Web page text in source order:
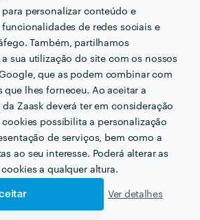
personalizar conteúdo e
de redes sociais e
Também, partilhamos
sua utilização do site com os nossos
que as podem combinar com
que lhes forneceu. Ao aceitar a
Zaask deverá ter em consideração
possibilita a personalização
de serviços, bem como a
ao seu interesse. Poderá alterar as
a qualquer altura.
Ver detalhes
em poucas horas.
por CHI Clinic